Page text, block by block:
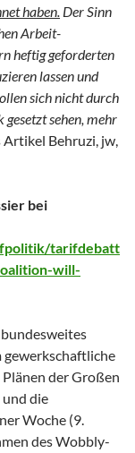
haben. Der Sinn
Arbeit-
heftig geforderten
lassen und
sich nicht durch
sehen, mehr
Artikel Behruzi, jw,
bei
tarifdebatt
will-
gewerkschaftliche
der Großen
die
Woche (9.
des Wobbly-